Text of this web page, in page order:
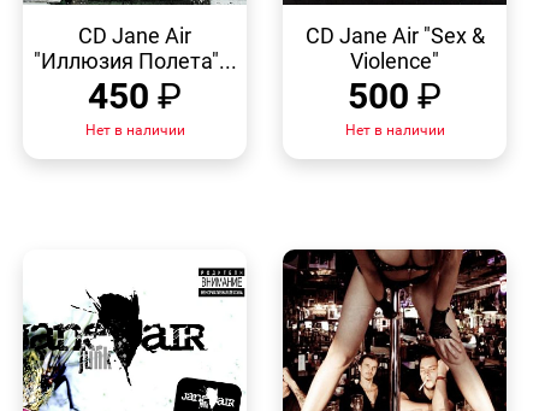
ПРОСМОТР
CD Jane Air
"Иллюзия Полета"...
450 ₽
Нет в наличии
ПРОСМОТР
CD Jane Air "Sex &
Violence"
500 ₽
Нет в наличии